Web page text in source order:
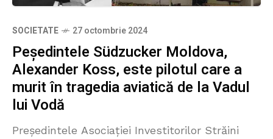
SOCIETATE 27 octombrie 2024
Peședintele Südzucker Moldova,
Alexander Koss, este pilotul care a
murit în tragedia aviatică de la Vadul
lui Vodă
Președintele Asociației Investitorilor Străini